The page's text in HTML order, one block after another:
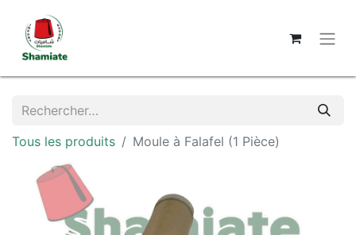
Tous les produits Moule à Falafel (1 Pièce)